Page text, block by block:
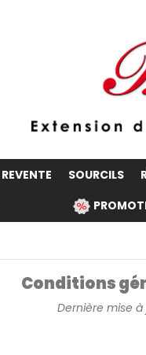
SOURCILS
Conditions
Dernière mise